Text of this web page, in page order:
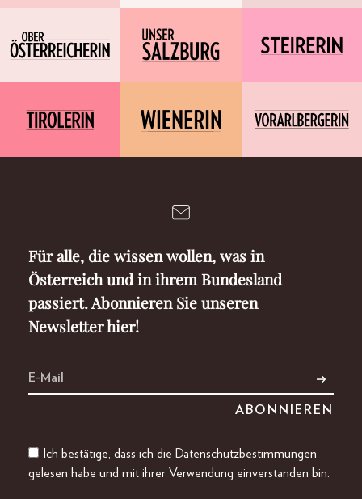
Für alle, die wissen wollen, was in
Österreich und in ihrem Bundesland
passiert. Abonnieren Sie unseren
Newsletter hier!
Ich bestätige, dass ich die Datenschutzbestimmungen
gelesen habe und mit ihrer Verwendung einverstanden bin.